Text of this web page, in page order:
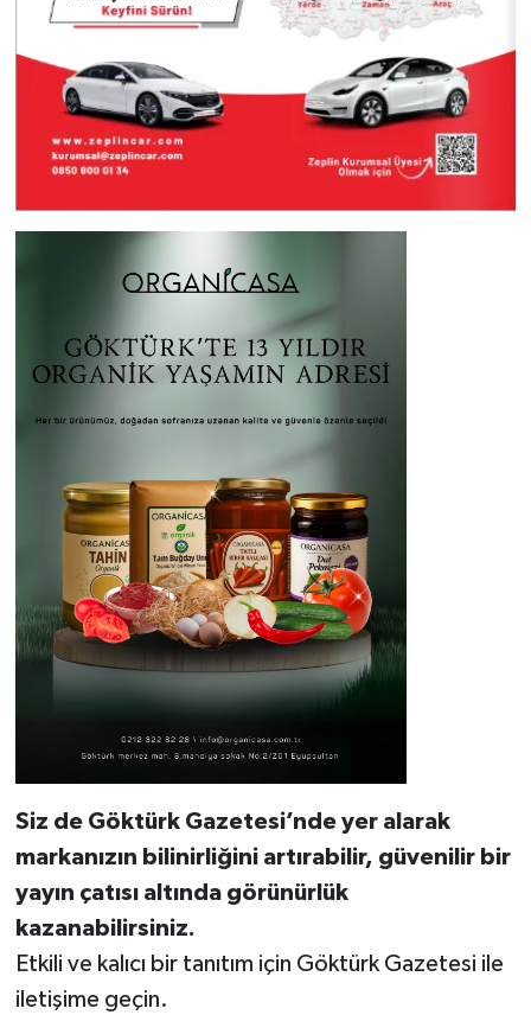
Siz de Göktürk Gazetesi’nde yer alarak
markanızın bilinirliğini artırabilir, güvenilir bir
yayın çatısı altında görünürlük
kazanabilirsiniz.
Etkili ve kalıcı bir tanıtım için Göktürk Gazetesi ile
iletişime geçin.